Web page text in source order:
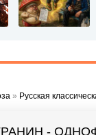
» Русская
-